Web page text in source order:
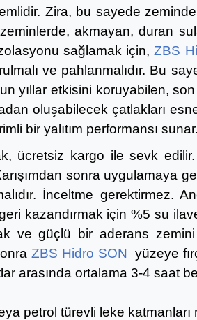
Zira, bu sayede
akmayan, duran
sağlamak için,ZBS
ve pahlanmalıdır. Bu
yıllar etkisini koruyabilen,
oluşabilecek çatlakları
bir yalıtım performansı sunar.
ücretsiz kargo ile sevk
sonra uygulamaya
İnceltme gerektirmez.
kazandırmak için %5 su
ve güçlü bir aderans
ZBS Hidro SON yüzeye
arasında ortalama 3-4 saat
petrol türevli leke katmanları